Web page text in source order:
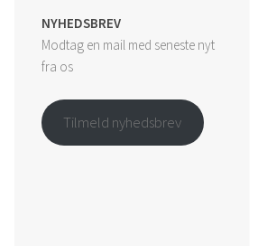
NYHEDSBREV
Modtag en mail med seneste nyt
fra os
Tilmeld nyhedsbrev